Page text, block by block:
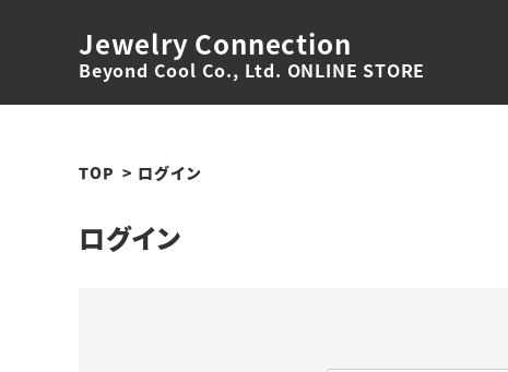
Jewelry Connection
Beyond Cool Co., Ltd. ONLINE STORE
TOP ログイン
ログイン